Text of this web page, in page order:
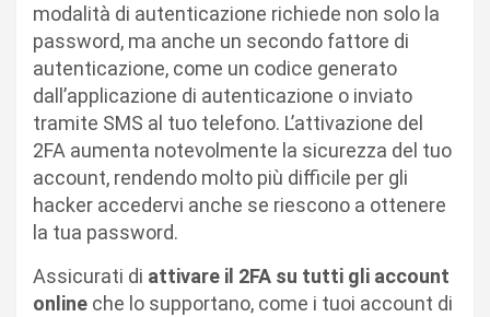
modalità di autenticazione richiede non solo la
password, ma anche un secondo fattore di
autenticazione, come un codice generato
dall’applicazione di autenticazione o inviato
tramite SMS al tuo telefono. L’attivazione del
2FA aumenta notevolmente la sicurezza del tuo
account, rendendo molto più difficile per gli
hacker accedervi anche se riescono a ottenere
la tua password.
Assicurati di attivare il 2FA su tutti gli account
online che lo supportano, come i tuoi account di